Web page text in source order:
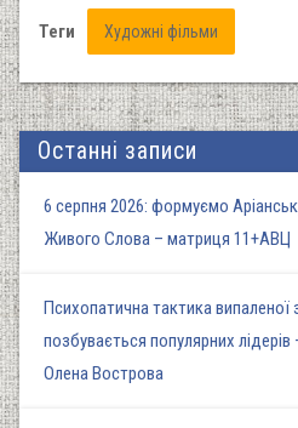
Теги Художні фільми
Останні записи
6 серпня 2026: формуємо
Живого Слова – матриця 11+АВЦ
Психопатична тактика випаленої
позбувається популярних
Олена Вострова